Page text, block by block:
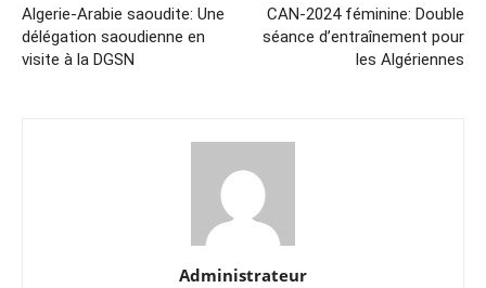
Algerie-Arabie saoudite: Une
délégation saoudienne en
visite à la DGSN
CAN-2024 féminine: Double
séance d’entraînement pour
les Algériennes
Administrateur